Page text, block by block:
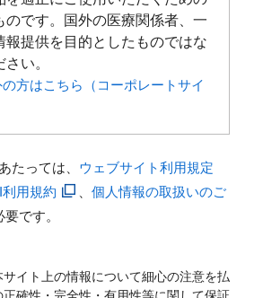
のです。国外の医療関係者、一
報提供を目的としたものではな
い。
方はこちら（コーポレートサイ
たっては、 ウェブサイト利用規定
用規約
個人情報の取扱いのご
です。
イト上の情報について細心の注意を払
確性・完全性・有用性等に関して保証